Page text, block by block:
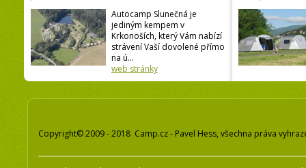
Autocamp Slunečná je
jediným kempem v
Krkonoších, který Vám nabízí
strávení Vaší dovolené přímo
na ú...
web stránky
Copyright© 2009 - 2018 Camp.cz - Pavel Hess, všechna práva